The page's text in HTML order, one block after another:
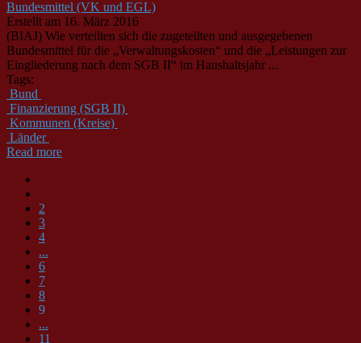
Bundesmittel (VK und EGL)
Erstellt am 16. März 2016
(BIAJ) Wie verteilten sich die zugeteilten und ausgegebenen
Bundesmittel für die „Verwaltungskosten“ und die „Leistungen zur
Eingliederung nach dem SGB II“ im Haushaltsjahr ...
Tags:
Bund
Finanzierung (SGB II)
Kommunen (Kreise)
Länder
Read more
2
3
4
...
6
7
8
9
...
11